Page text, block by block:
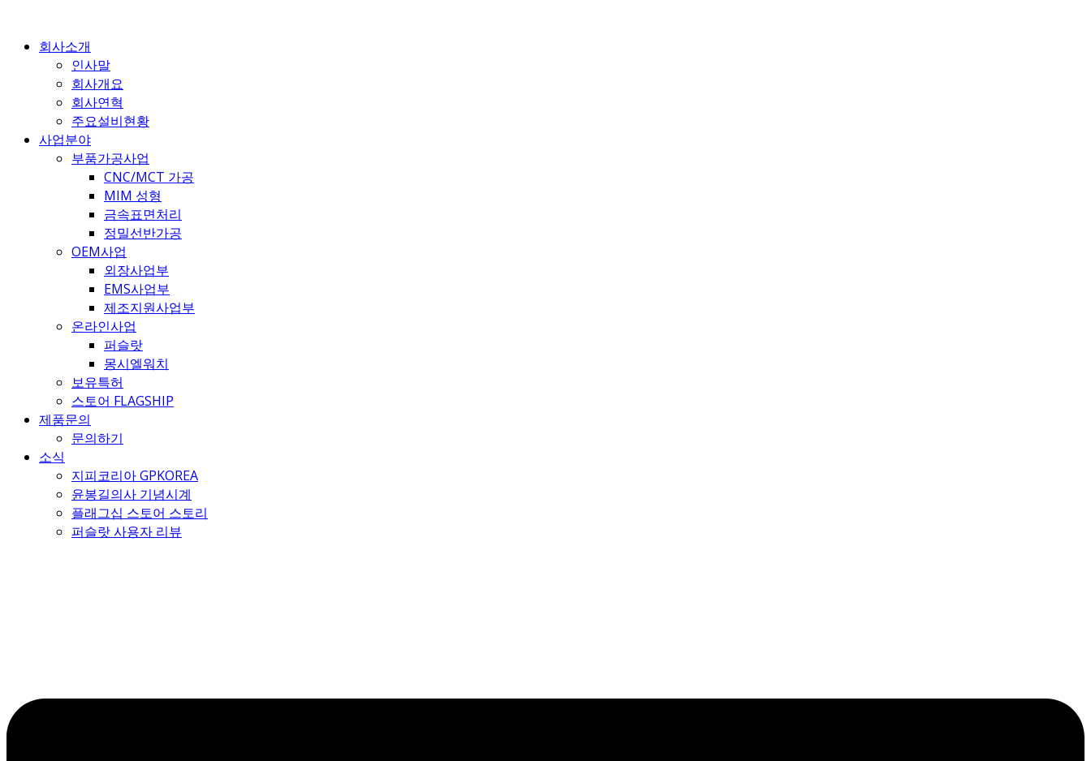
회사소개
인사말
회사개요
회사연혁
주요설비현황
사업분야
부품가공사업
CNC/MCT 가공
MIM 성형
금속표면처리
정밀선반가공
OEM사업
외장사업부
EMS사업부
제조지원사업부
온라인사업
퍼슬랏
몽시엘워치
보유특허
스토어 FLAGSHIP
제품문의
문의하기
소식
지피코리아 GPKOREA
윤봉길의사 기념시계
플래그십 스토어 스토리
퍼슬랏 사용자 리뷰